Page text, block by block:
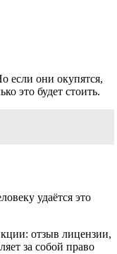
если они окупятся,
это будет стоить.
удаётся это
отзыв лицензии,
за собой право